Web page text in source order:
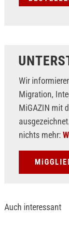
Wir
Migration,
MiGAZIN mit
nichts mehr:
Auch interessant